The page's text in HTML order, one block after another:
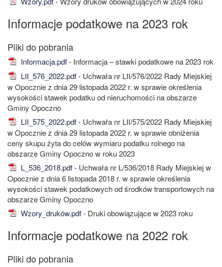
Informacje podatkowe na 2023 rok
Informacja.pdf- Informacja – stawki podatkowe na 2023 rok
LII_576_2022.pdf- Uchwała nr LII/576/2022 Rady Miejskiej
w Opocznie z dnia 29 listopada 2022 r. w sprawie określenia
wysokości stawek podatku od nieruchomości na obszarze
Gminy Opoczno
LII_575_2022.pdf- Uchwała nr LII/575/2022 Rady Miejskiej
w Opocznie z dnia 29 listopada 2022 r. w sprawie obniżenia
ceny skupu żyta do celów wymiaru podatku rolnego na
obszarze Gminy Opoczno w roku 2023
L_536_2018.pdf- Uchwała nr L/536/2018 Rady Miejskiej w
Opocznie z dnia 6 listopada 2018 r. w sprawie określenia
wysokości stawek podatkowych od środków transportowych na
obszarze Gminy Opoczno
Wzory_druków.pdf- Druki obowiązujące w 2023 roku
Informacje podatkowe na 2022 rok